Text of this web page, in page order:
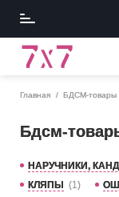
Главная БДСМ-товары
Бдсм-
НАРУЧНИКИ,
КЛЯПЫ (1)